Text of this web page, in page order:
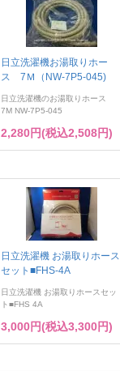
日立洗濯機お湯取りホー
ス 7Ｍ（NW-7P5-045)
日立洗濯機のお湯取りホース
7M NW-7P5-045
2,280円(税込2,508円)
日立洗濯機 お湯取りホース
セット■FHS-4A
日立洗濯機 お湯取りホースセッ
ト■FHS 4A
3,000円(税込3,300円)